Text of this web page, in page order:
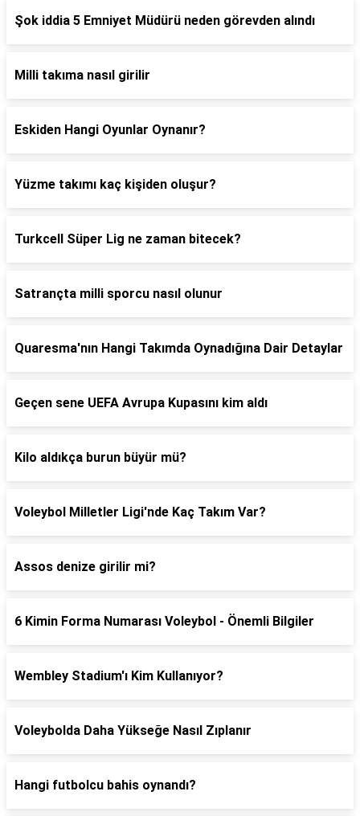
Şok iddia 5 Emniyet Müdürü neden görevden alındı
Milli takıma nasıl girilir
Eskiden Hangi Oyunlar Oynanır?
Yüzme takımı kaç kişiden oluşur?
Turkcell Süper Lig ne zaman bitecek?
Satrançta milli sporcu nasıl olunur
Quaresma'nın Hangi Takımda Oynadığına Dair Detaylar
Geçen sene UEFA Avrupa Kupasını kim aldı
Kilo aldıkça burun büyür mü?
Voleybol Milletler Ligi'nde Kaç Takım Var?
Assos denize girilir mi?
6 Kimin Forma Numarası Voleybol - Önemli Bilgiler
Wembley Stadium'ı Kim Kullanıyor?
Voleybolda Daha Yükseğe Nasıl Zıplanır
Hangi futbolcu bahis oynandı?